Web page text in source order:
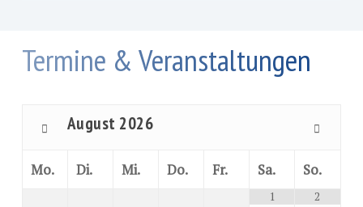
Termine & Veranstaltungen
August 2026
Mo. Di. Mi. Do. Fr. Sa. So.
1 2